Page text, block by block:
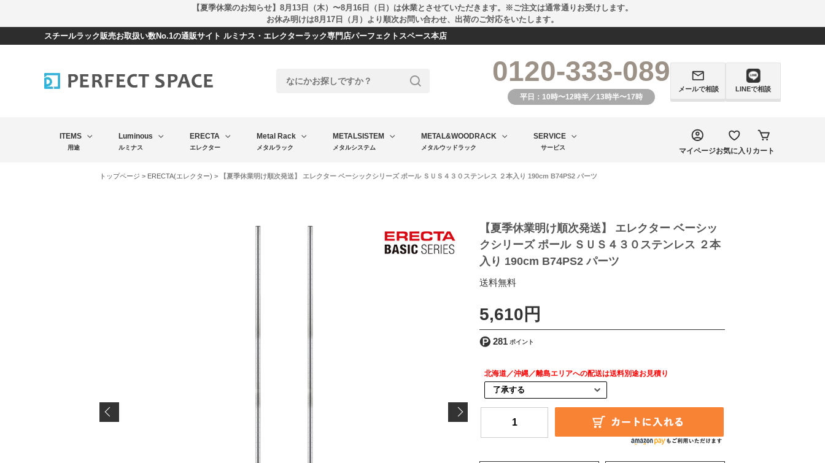
【夏季休業のお知らせ】8月13日（木）〜8月16日（日）は休業とさせていただきます。※ご注文は通常通りお受けします。
お休み明けは8月17日（月）より順次お問い合わせ、出荷のご対応をいたします。
スチールラック販売お取扱い数No.1の通販サイト ルミナス・エレクターラック専門店パーフェクトスペース本店
0120-333-089
平日：10時〜12時半／13時半〜17時
メールで相談 LINEで相談
ITEMS
用途
Luminous
ルミナス
ERECTA
エレクター
Metal Rack
メタルラック
METALSISTEM
メタルシステム
METAL&WOODRACK
メタルウッドラック
SERVICE
サービス マイページお気に入り カート
トップページ > ERECTA(エレクター) > 【夏季休業明け順次発送】 エレクター ベーシックシリーズ ポール ＳＵＳ４３０ステンレス ２本入り 190cm B74PS2 パーツ
【夏季休業明け順次発送】 エレクター ベーシッ
クシリーズ ポール ＳＵＳ４３０ステンレス ２本
入り 190cm B74PS2 パーツ
5,610円
281
[ 送料込 ]
北海道／沖縄／離島エリアへの配送は送料別途お見積り